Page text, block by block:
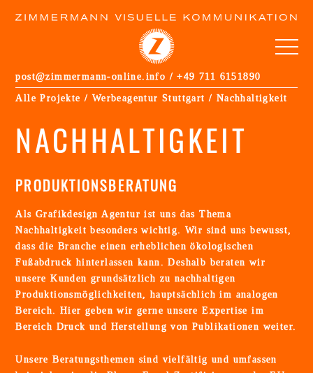
ALLE PROJEKTE
GESTALTUNG IM RAUM (13)
IMMOBILIENMARKETING
Werbeagentur Stuttgart
Kontakt
Impressum/AGB
Datenschutzerklärung
Zimmermann
VK
facebook
Zimmermann
VK
LinkedIn
Zimmermann
VK
XING
Zimmermann
VK
Instagram
Alle Projekte /Werbeagentur Stuttgart / Nachhaltigkeit
NACHHALTIGKEIT
PRODUKTIONSBERATUNG
Als Grafikdesign Agentur ist uns das Thema
Nachhaltigkeit besonders wichtig. Wir sind uns bewusst,
dass die Branche einen erheblichen ökologischen
Fußabdruck hinterlassen kann. Deshalb beraten wir
unsere Kunden grundsätzlich zu nachhaltigen
Produktionsmöglichkeiten, hauptsächlich im analogen
Bereich. Hier geben wir gerne unsere Expertise im
Bereich Druck und Herstellung von Publikationen weiter.
Unsere Beratungsthemen sind vielfältig und umfassen
post@zimmermann-online.info /+49 711 6151890